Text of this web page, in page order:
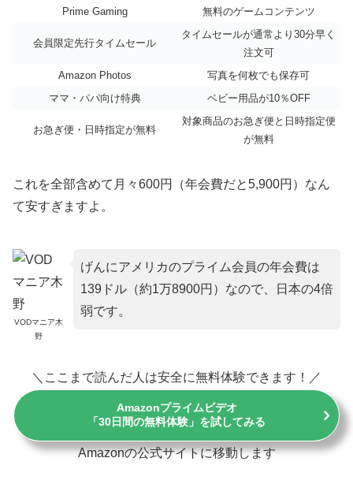
Prime Gaming
無料のゲームコンテンツ
会員限定先行タイムセール
タイムセールが通常より30分早く
注文可
Amazon Photos
写真を何枚でも保存可
ママ・パパ向け特典
ベビー用品が10％OFF
お急ぎ便・日時指定が無料
対象商品のお急ぎ便と日時指定便
が無料
これを全部含めて月々600円（年会費だと5,900円）なん
て安すぎますよ。
VODマニア木
野
げんにアメリカのプライム会員の年会費は
139ドル（約1万8900円）なので、日本の4倍
弱です。
＼ここまで読んだ人は安全に無料体験できます！／
Amazonプライムビデオ
「30日間の無料体験」を試してみる
Amazonの公式サイトに移動します